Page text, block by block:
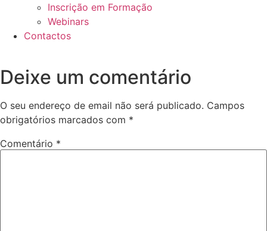
Inscrição em Formação
Webinars
Contactos
Deixe um comentário
O seu endereço de email não será publicado. Campos
obrigatórios marcados com *
Comentário *